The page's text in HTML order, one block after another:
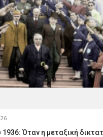
Όταν η μεταξική